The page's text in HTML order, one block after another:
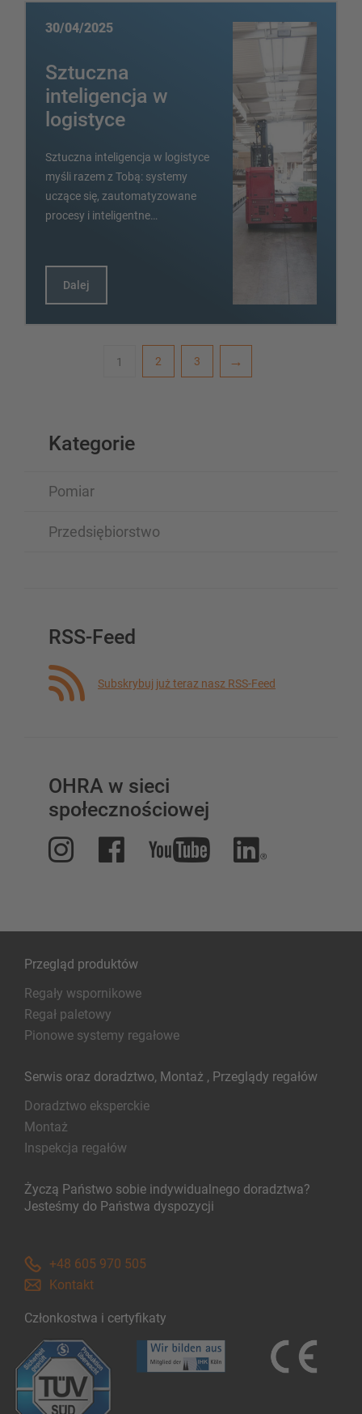
30/04/2025
Sztuczna
inteligencja w
logistyce
Sztuczna inteligencja w logistyce
myśli razem z Tobą: systemy
uczące się, zautomatyzowane
procesy i inteligentne…
Dalej
1 2 3
Kategorie
Pomiar
Przedsiębiorstwo
RSS-Feed
Subskrybuj już teraz nasz RSS-Feed
OHRA w sieci
społecznościowej
Przegląd produktów
Regały wspornikowe
Regał paletowy
Pionowe systemy regałowe
Serwis oraz doradztwo, Montaż , Przeglądy regałów
Doradztwo eksperckie
Montaż
Inspekcja regałów
Życzą Państwo sobie indywidualnego doradztwa?
Jesteśmy do Państwa dyspozycji
+48 605 970 505
Kontakt
Członkostwa i certyfikaty